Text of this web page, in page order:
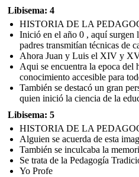
Libisema: 4
HISTORIA DE LA
Inició en el año 0 , aquí surgen
padres transmitían técnicas de
Ahora Juan y Luis el XIV y
Aqui se encuentra la epoca del
conocimiento accesible para
También se destacó un gran
quien inició la ciencia de la
Libisema: 5
HISTORIA DE LA
Alguien se acuerda de esta
También se inculcaba la
Se trata de la Pedagogía
Yo Profe